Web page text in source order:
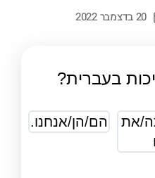
20 בדצמבר 2022
בעברית?
את
הם/הן/אנחנו.